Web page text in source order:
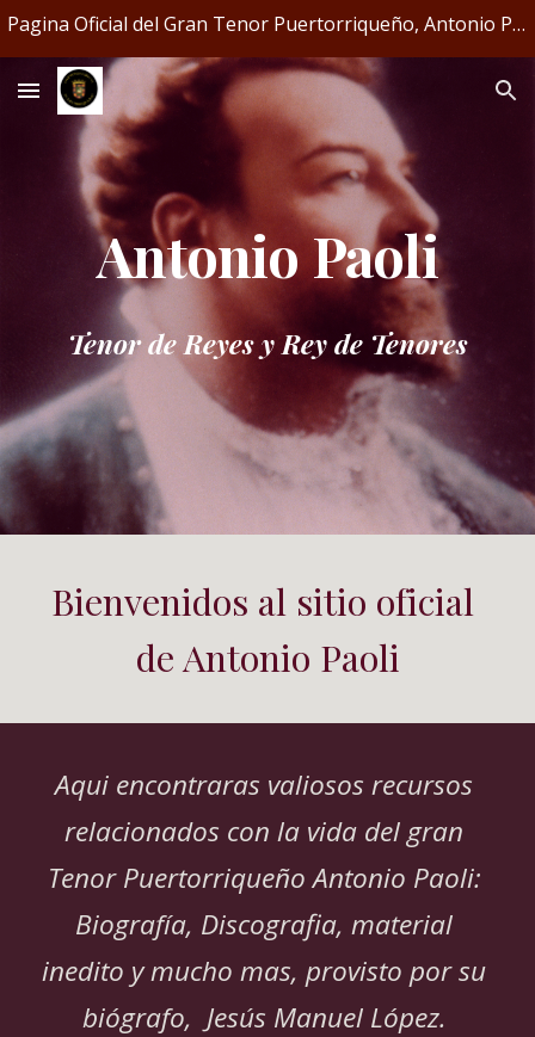
Pagina Oficial del Gran Tenor Puertorriqueño, Antonio Paoli
Antonio Paoli
Tenor de Reyes y Rey de Tenores
Bienvenidos al sitio oficial
de Antonio Paoli
Aqui encontraras valiosos recursos
relacionados con la vida del gran
Biografía, Discografia, material
inedito y mucho mas, provisto por su
biógrafo,  Jesús Manuel López.